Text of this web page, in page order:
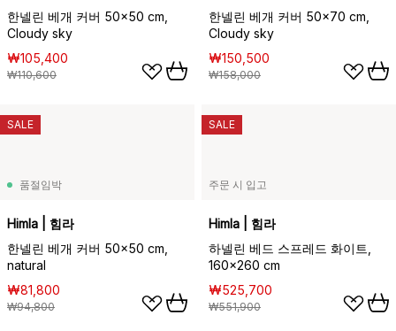
한넬린 베개 커버 50x50 cm,
Cloudy sky
₩105,400
₩110,600
한넬린 베개 커버 50x70 cm,
Cloudy sky
₩150,500
₩158,000
품절임박
Himla | 힘라
한넬린 베개 커버 50x50 cm,
natural
₩81,800
₩94,800
SALE
주문 시 입고
Himla | 힘라
하넬린 베드 스프레드 화이트,
160x260 cm
₩525,700
₩551,900
SALE